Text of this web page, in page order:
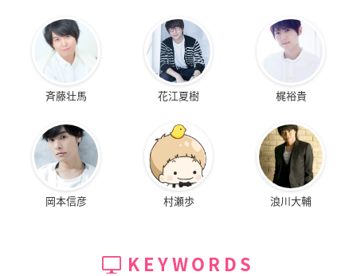
斉藤壮馬 花江夏樹 梶裕貴
岡本信彦 村瀬歩 浪川大輔
KEYWORDS